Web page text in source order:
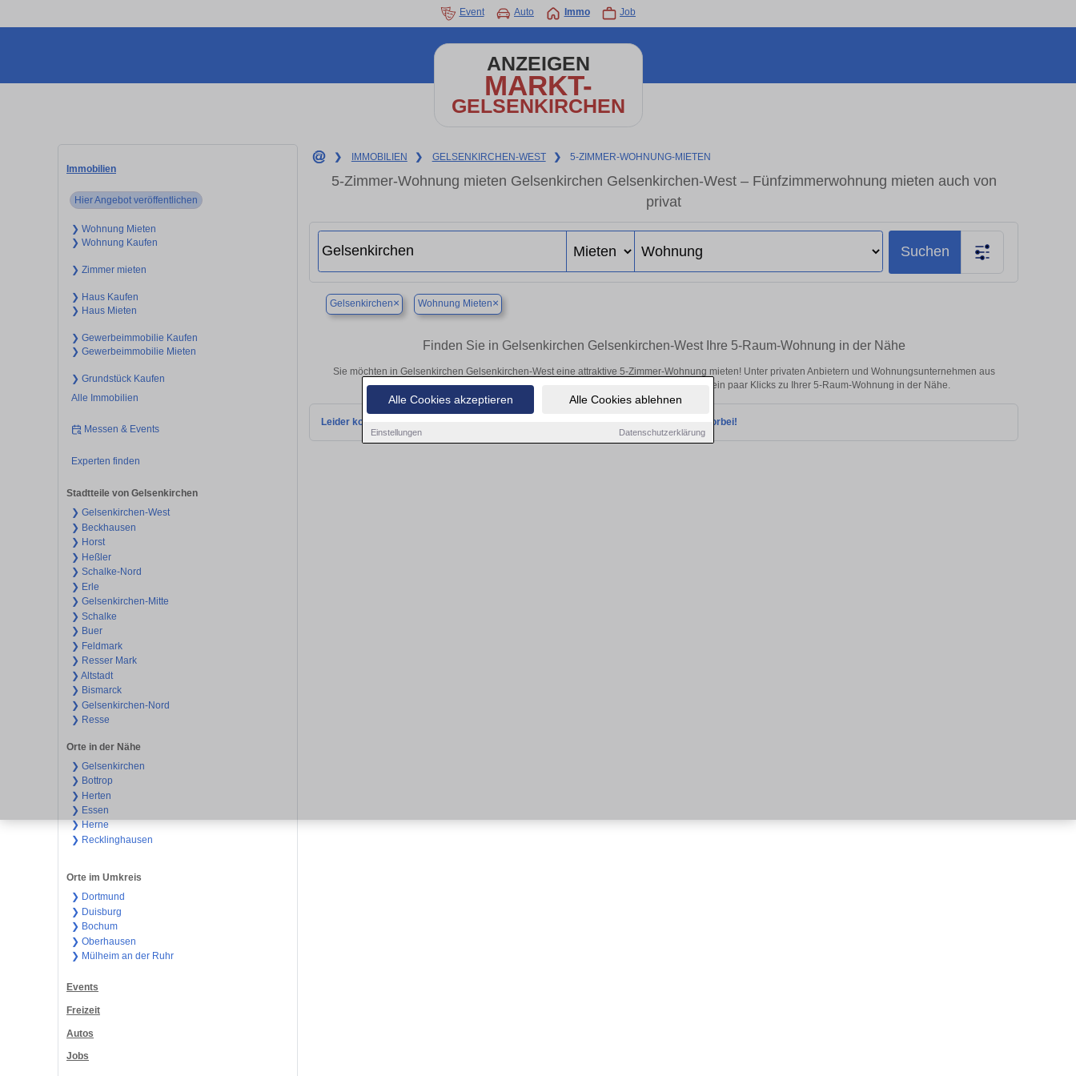
Alle Cookies akzeptieren Alle Cookies ablehnen
Einstellungen Datenschutzerklärung
Event Auto Immo Job
ANZEIGEN
MARKT-
GELSENKIRCHEN
Immobilien
Hier Angebot veröffentlichen
❯ Wohnung Mieten
❯ Wohnung Kaufen
❯ Zimmer mieten
❯ Haus Kaufen
❯ Haus Mieten
❯ Gewerbeimmobilie Kaufen
❯ Gewerbeimmobilie Mieten
❯ Grundstück Kaufen
Alle Immobilien
Messen & Events
Experten finden
Stadtteile von Gelsenkirchen
❯ Gelsenkirchen-West
❯ Beckhausen
❯ Horst
❯ Heßler
❯ Schalke-Nord
❯ Erle
❯ Gelsenkirchen-Mitte
❯ Schalke
❯ Buer
❯ Feldmark
❯ Resser Mark
❯ Altstadt
❯ Bismarck
❯ Gelsenkirchen-Nord
❯ Resse
Orte in der Nähe
❯ Gelsenkirchen
❯ Bottrop
❯ Herten
❯ Essen
❯ Herne
❯ Recklinghausen
Orte im Umkreis
❯ Dortmund
❯ Duisburg
❯ Bochum
❯ Oberhausen
❯ Mülheim an der Ruhr
Events
Freizeit
Autos
Jobs
❯ IMMOBILIEN ❯ GELSENKIRCHEN-WEST ❯ 5-ZIMMER-WOHNUNG-MIETEN
5-Zimmer-Wohnung mieten Gelsenkirchen Gelsenkirchen-West – Fünfzimmerwohnung mieten auch von
privat
Suchen
Gelsenkirchen× Wohnung Mieten×
Finden Sie in Gelsenkirchen Gelsenkirchen-West Ihre 5-Raum-Wohnung in der Nähe
Sie möchten in Gelsenkirchen Gelsenkirchen-West eine attraktive 5-Zimmer-Wohnung mieten! Unter privaten Anbietern und Wohnungsunternehmen aus
Gelsenkirchen Gelsenkirchen-West finden Sie Ihre Fünfzimmerwohnung. Mit ein paar Klicks zu Ihrer 5-Raum-Wohnung in der Nähe.
Leider konnten wir derzeit keine passenden Objekte finden. Schauen Sie bald wieder vorbei!